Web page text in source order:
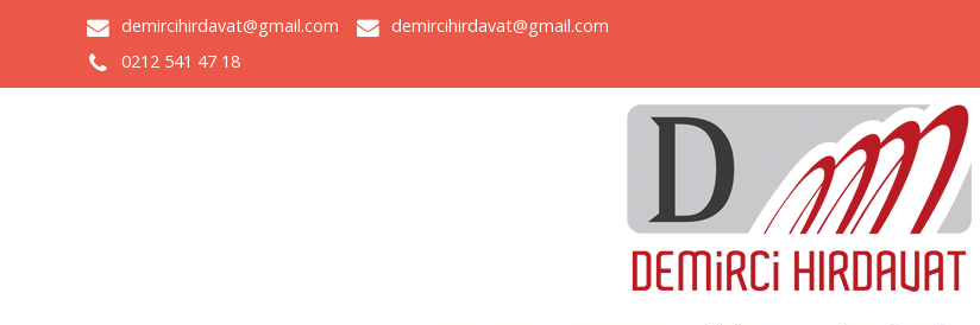
demircihirdavat@gmail.com
demircihirdavat@gmail.com
0212 541 47 18